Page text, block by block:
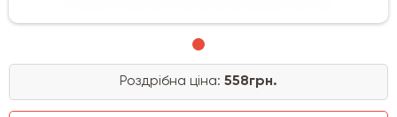
Роздрібна ціна: 558грн.